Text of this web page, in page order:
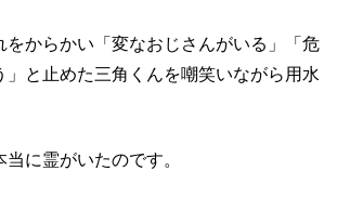
をからかい「変なおじさんがいる」「危
」と止めた三角くんを嘲笑いながら用水
に霊がいたのです。